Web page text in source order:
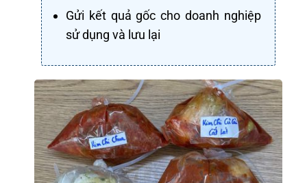
Gửi kết quả gốc cho doanh nghiệp
sử dụng và lưu lại